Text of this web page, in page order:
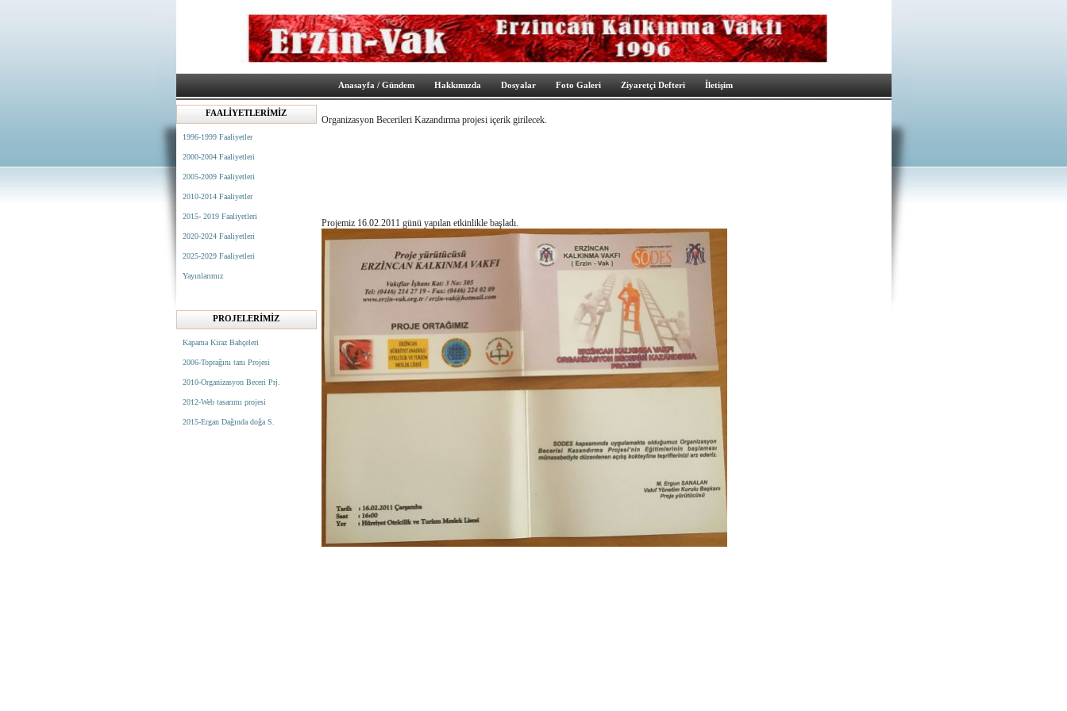
Anasayfa / Gündem Hakkımızda Dosyalar Foto Galeri Ziyaretçi Defteri İletişim
FAALİYETLERİMİZ
1996-1999 Faaliyetler
2000-2004 Faaliyetleri
2005-2009 Faaliyetleri
2010-2014 Faaliyetler
2015- 2019 Faaliyetleri
2020-2024 Faaliyetleri
2025-2029 Faaliyetleri
Yayınlarımız
PROJELERİMİZ
Kapama Kiraz Bahçeleri
2006-Toprağını tanı Projesi
2010-Organizasyon Beceri Prj.
2012-Web tasarımı projesi
2015-Ergan Dağında doğa S.
Organizasyon Becerileri Kazandırma projesi içerik girilecek.
Projemiz 16.02.2011 günü yapılan etkinlikle başladı.